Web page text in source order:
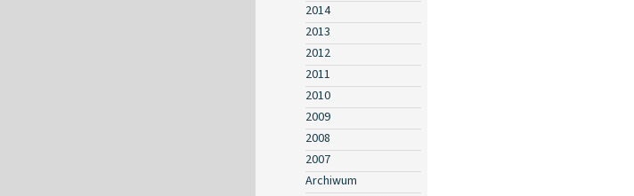
2014
2013
2012
2011
2010
2009
2008
2007
Archiwum